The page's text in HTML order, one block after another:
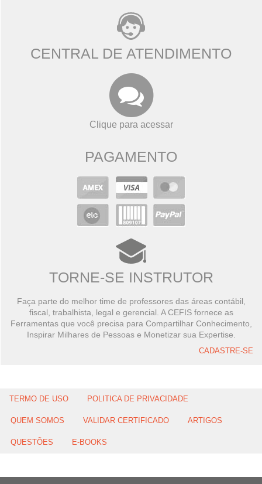
CENTRAL DE ATENDIMENTO
Clique para acessar
PAGAMENTO
TORNE-SE INSTRUTOR
Faça parte do melhor time de professores das áreas contábil,
fiscal, trabalhista, legal e gerencial. A CEFIS fornece as
Ferramentas que você precisa para Compartilhar Conhecimento,
Inspirar Milhares de Pessoas e Monetizar sua Expertise.
CADASTRE-SE
TERMO DE USO POLITICA DE PRIVACIDADE
QUEM SOMOS VALIDAR CERTIFICADO ARTIGOS
QUESTÕES E-BOOKS